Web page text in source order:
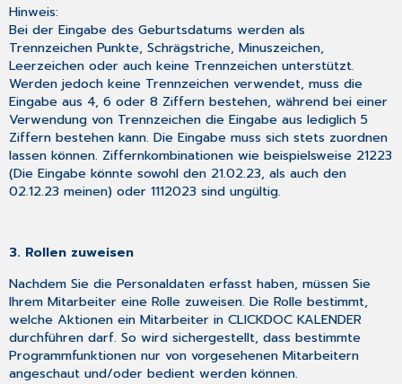
Hinweis:
Bei der Eingabe des Geburtsdatums werden als
Trennzeichen Punkte, Schrägstriche, Minuszeichen,
Leerzeichen oder auch keine Trennzeichen unterstützt.
Werden jedoch keine Trennzeichen verwendet, muss die
Eingabe aus 4, 6 oder 8 Ziffern bestehen, während bei einer
Verwendung von Trennzeichen die Eingabe aus lediglich 5
Ziffern bestehen kann. Die Eingabe muss sich stets zuordnen
lassen können. Ziffernkombinationen wie beispielsweise 21223
(Die Eingabe könnte sowohl den 21.02.23, als auch den
02.12.23 meinen) oder 1112023 sind ungültig.
3. Rollen zuweisen
Nachdem Sie die Personaldaten erfasst haben, müssen Sie
Ihrem Mitarbeiter eine Rolle zuweisen. Die Rolle bestimmt,
welche Aktionen ein Mitarbeiter in CLICKDOC KALENDER
durchführen darf. So wird sichergestellt, dass bestimmte
Programmfunktionen nur von vorgesehenen Mitarbeitern
angeschaut und/oder bedient werden können.